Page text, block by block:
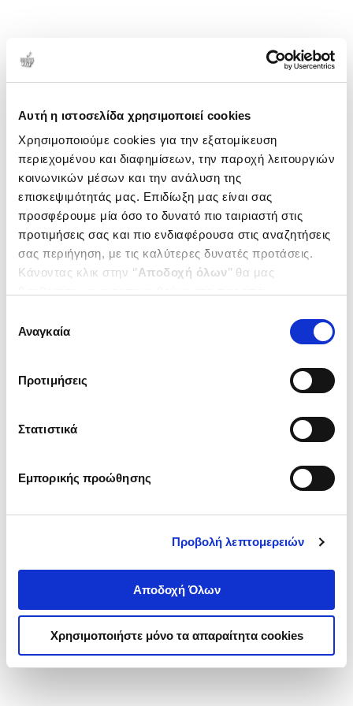
Αυτή η ιστοσελίδα χρησιμοποιεί cookies
Χρησιμοποιούμε cookies για την εξατομίκευση
περιεχομένου και διαφημίσεων, την παροχή λειτουργιών
κοινωνικών μέσων και την ανάλυση της
επισκεψιμότητάς μας. Επιδίωξη μας είναι σας
προσφέρουμε μία όσο το δυνατό πιο ταιριαστή στις
προτιμήσεις σας και πιο ενδιαφέρουσα στις αναζητήσεις
σας περιήγηση, με τις καλύτερες δυνατές προτάσεις.
Κάνοντας κλικ στην ‘’Αποδοχή όλων’’ θα μας
ενδιαφέρουν και να επιλέξετε από τα παρακάτω με την
΄΄και να ενημερωθείτε σχετικά με
συγκατάθεσης
Αναγκαία
Προτιμήσεις
Στατιστικά
Εμπορικής προώθησης
Προβολή λεπτομερειών
Αποδοχή Όλων
Χρησιμοποιήστε μόνο τα απαραίτητα cookies